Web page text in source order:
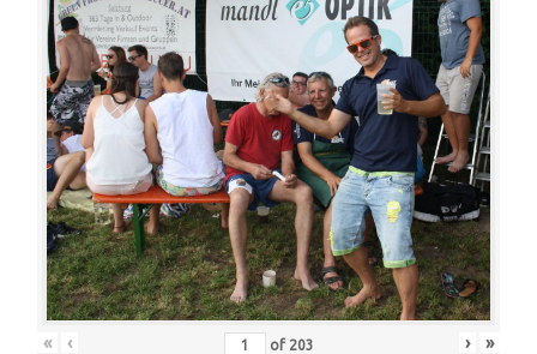
« ‹ of 203 › »